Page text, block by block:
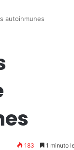
autoinmunes
183 1 minuto